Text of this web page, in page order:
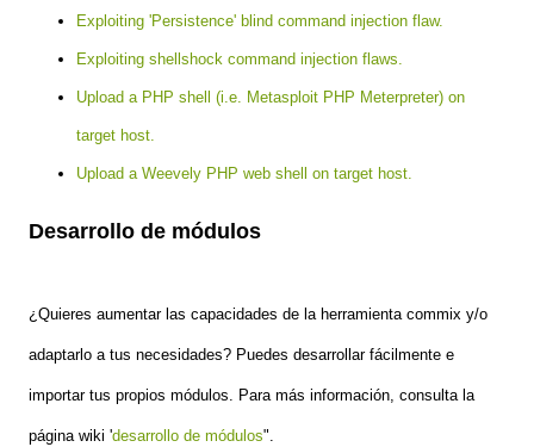
Exploiting 'Persistence' blind command injection flaw.
Exploiting shellshock command injection flaws.
Upload a PHP shell (i.e. Metasploit PHP Meterpreter) on
target host.
Upload a Weevely PHP web shell on target host.
Desarrollo de módulos
¿Quieres aumentar las capacidades de la herramienta commix y/o
adaptarlo a tus necesidades? Puedes desarrollar fácilmente e
importar tus propios módulos. Para más información, consulta la
página wiki 'desarrollo de módulos".